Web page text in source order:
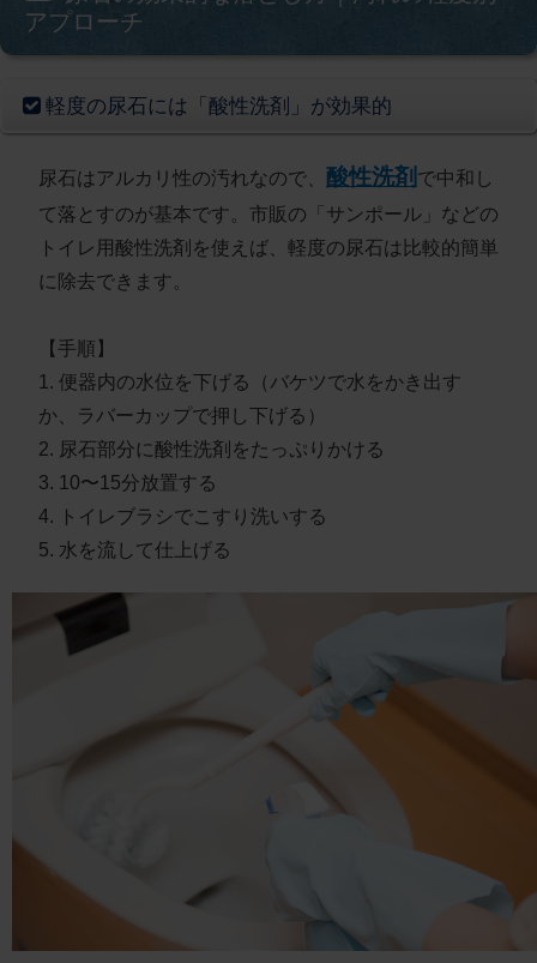
アプローチ
軽度の尿石には「酸性洗剤」が効果的
尿石はアルカリ性の汚れなので、 酸性洗剤 で中和し
て落とすのが基本です。市販の「サンポール」などの
トイレ用酸性洗剤を使えば、軽度の尿石は比較的簡単
に除去できます。
【手順】
1. 便器内の水位を下げる（バケツで水をかき出す
か、ラバーカップで押し下げる）
2. 尿石部分に酸性洗剤をたっぷりかける
3. 10〜15分放置する
4. トイレブラシでこすり洗いする
5. 水を流して仕上げる